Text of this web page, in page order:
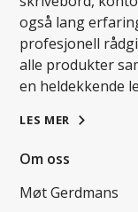
også lang
profesjonell
alle produkter
en heldekkende
LES MER
Om oss
Møt Gerdmans